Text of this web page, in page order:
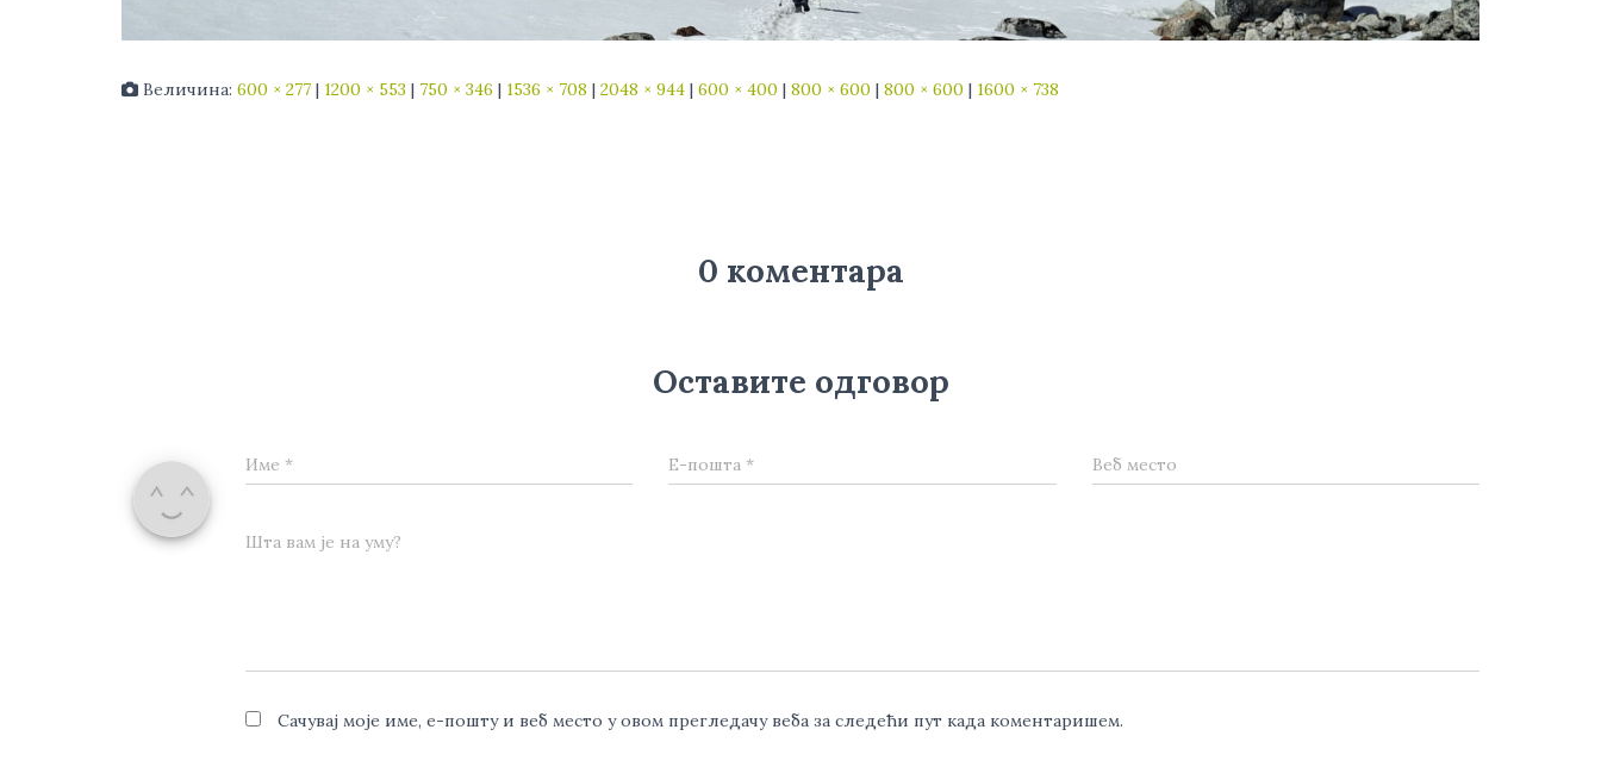
Величина: 600 × 277 | 1200 × 553 | 750 × 346 | 1536 × 708 | 2048 × 944 | 600 × 400 | 800 × 600 | 800 × 600 | 1600 × 738
0 коментара
Оставите одговор
Име * Е-пошта * Веб место
Шта вам је на уму?
Сачувај моје име, е-пошту и веб место у овом прегледачу веба за следећи пут када коментаришем.